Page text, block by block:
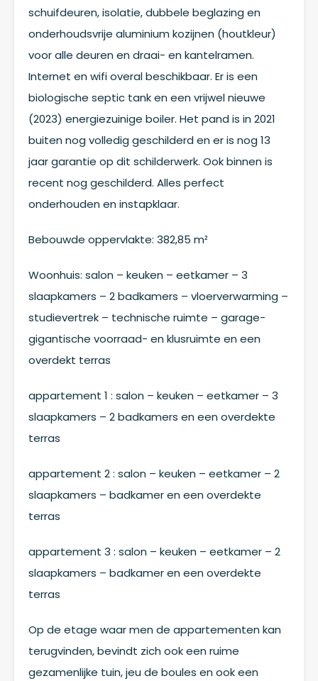
schuifdeuren, isolatie, dubbele beglazing en
onderhoudsvrije aluminium kozijnen (houtkleur)
voor alle deuren en draai- en kantelramen.
Internet en wifi overal beschikbaar. Er is een
biologische septic tank en een vrijwel nieuwe
(2023) energiezuinige boiler. Het pand is in 2021
buiten nog volledig geschilderd en er is nog 13
jaar garantie op dit schilderwerk. Ook binnen is
recent nog geschilderd. Alles perfect
onderhouden en instapklaar.
Bebouwde oppervlakte: 382,85 m²
Woonhuis: salon – keuken – eetkamer – 3
slaapkamers – 2 badkamers – vloerverwarming –
studievertrek – technische ruimte – garage-
gigantische voorraad- en klusruimte en een
overdekt terras
appartement 1 : salon – keuken – eetkamer – 3
slaapkamers – 2 badkamers en een overdekte
terras
appartement 2 : salon – keuken – eetkamer – 2
slaapkamers – badkamer en een overdekte
terras
appartement 3 : salon – keuken – eetkamer – 2
slaapkamers – badkamer en een overdekte
terras
Op de etage waar men de appartementen kan
terugvinden, bevindt zich ook een ruime
gezamenlijke tuin, jeu de boules en ook een